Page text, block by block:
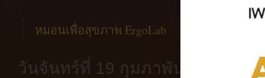
หมอนเพื่อสุขภาพ ErgoLab
วันจันทร์ที่ 19 กุมภาพันธ์ พ.ศ.